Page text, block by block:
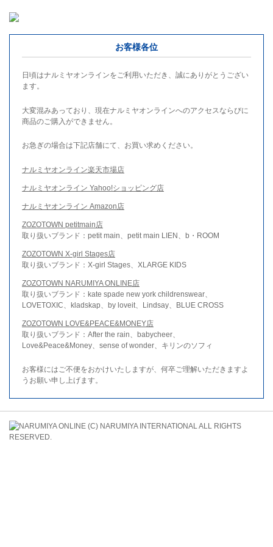
お客様各位
日頃はナルミヤオンラインをご利用いただき、誠にありがとうござい
ます。
大変混みあっており、現在ナルミヤオンラインへのアクセスならびに
商品のご購入ができません。
お急ぎの場合は下記店舗にて、お買い求めください。
ナルミヤオンライン楽天市場店
ナルミヤオンライン Yahoo!ショッピング店
ナルミヤオンライン Amazon店
ZOZOTOWN petitmain店
取り扱いブランド：petit main、petit main LIEN、b・ROOM
ZOZOTOWN X-girl Stages店
取り扱いブランド：X-girl Stages、XLARGE KIDS
ZOZOTOWN NARUMIYA ONLINE店
取り扱いブランド：kate spade new york childrenswear、
LOVETOXIC、kladskap、by loveit、Lindsay、BLUE CROSS
ZOZOTOWN LOVE&PEACE&MONEY店
取り扱いブランド：After the rain、babycheer、
Love&Peace&Money、sense of wonder、キリンのソフィ
お客様にはご不便をおかけいたしますが、何卒ご理解いただきますよ
うお願い申し上げます。